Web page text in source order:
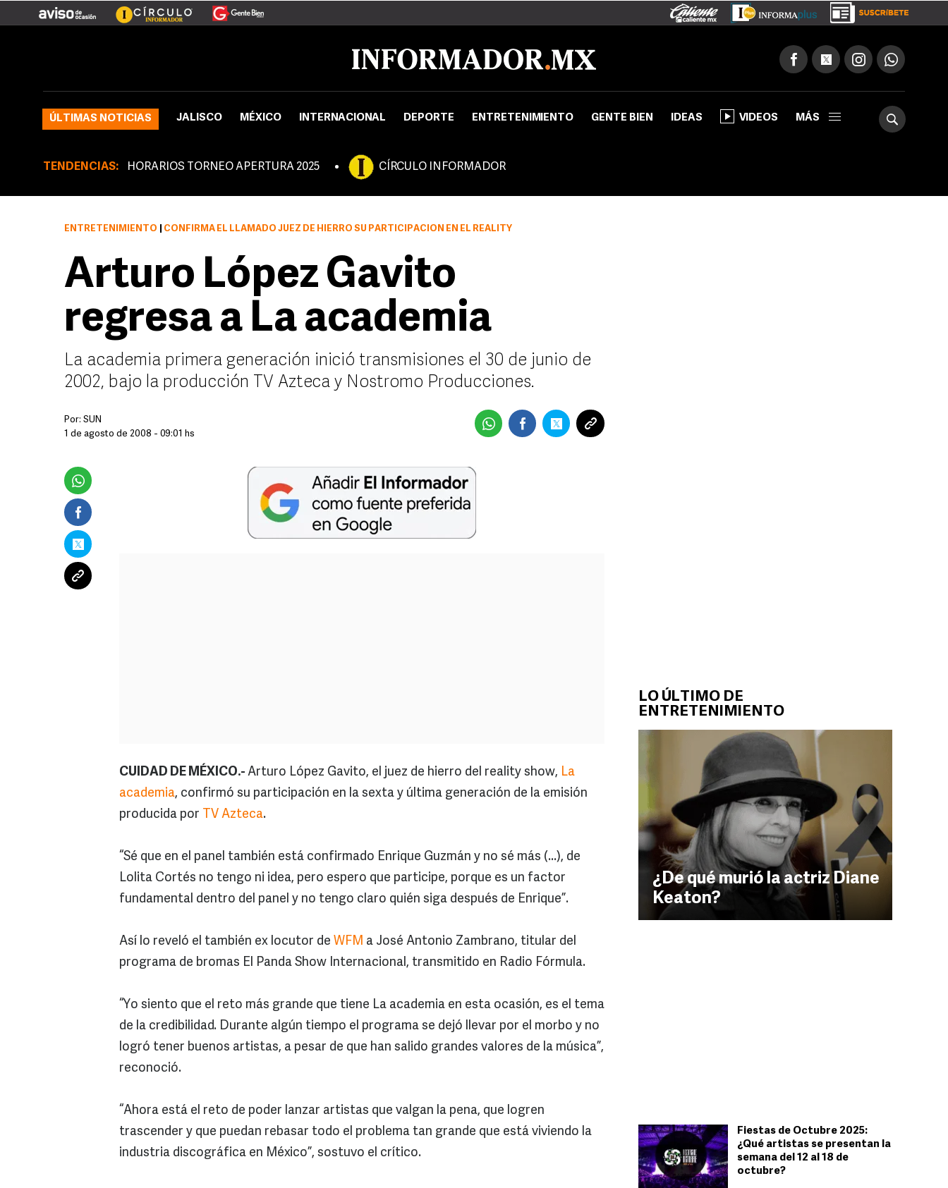
ÚLTIMAS NOTICIAS JALISCO MÉXICO INTERNACIONAL DEPORTE ENTRETENIMIENTO GENTE BIEN IDEAS VIDEOS MÁS
TENDENCIAS: HORARIOS TORNEO APERTURA 2025 CÍRCULO INFORMADOR
LO ÚLTIMO DE
ENTRETENIMIENTO
¿De qué murió la actriz Diane
Keaton?
Fiestas de Octubre 2025:
¿Qué artistas se presentan la
semana del 12 al 18 de
octubre?
ENTRETENIMIENTO CONFIRMA EL LLAMADO JUEZ DE HIERRO SU PARTICIPACIÓN EN EL REALITY
Arturo López Gavito
regresa a La academia
La academia primera generación inició transmisiones el 30 de junio de
2002, bajo la producción TV Azteca y Nostromo Producciones.
Por: SUN
1 de agosto de 2008 - 09:01 hs
CUIDAD DE MÉXICO.- Arturo López Gavito, el juez de hierro del reality show, La
academia, confirmó su participación en la sexta y última generación de la emisión
producida por TV Azteca.
“Sé que en el panel también está confirmado Enrique Guzmán y no sé más (...), de
Lolita Cortés no tengo ni idea, pero espero que participe, porque es un factor
fundamental dentro del panel y no tengo claro quién siga después de Enrique”.
Así lo reveló el también ex locutor de WFM a José Antonio Zambrano, titular del
programa de bromas El Panda Show Internacional, transmitido en Radio Fórmula.
“Yo siento que el reto más grande que tiene La academia en esta ocasión, es el tema
de la credibilidad. Durante algún tiempo el programa se dejó llevar por el morbo y no
logró tener buenos artistas, a pesar de que han salido grandes valores de la música”,
reconoció.
“Ahora está el reto de poder lanzar artistas que valgan la pena, que logren
trascender y que puedan rebasar todo el problema tan grande que está viviendo la
industria discográfica en México”, sostuvo el crítico.